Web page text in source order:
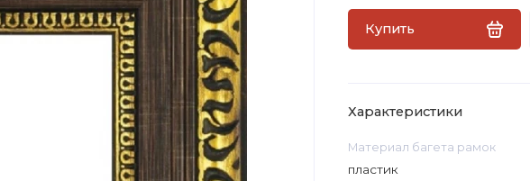
Купить
Характеристики
Материал багета рамок
пластик